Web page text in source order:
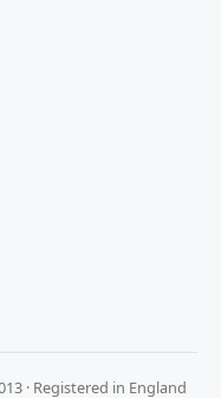
· Registered in England